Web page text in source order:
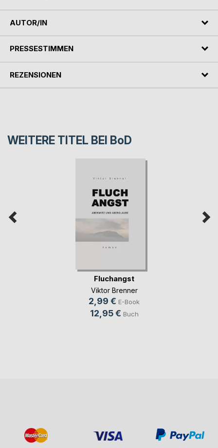
AUTOR/IN
PRESSESTIMMEN
REZENSIONEN
WEITERE TITEL BEI BoD
Fluchangst
Viktor Brenner
2,99 € E-Book
12,95 € Buch